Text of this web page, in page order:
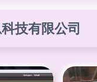
技有限公司